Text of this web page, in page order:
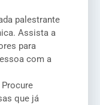
palestrante
Assista a
para
com a
Procure
que já